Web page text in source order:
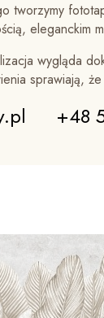
eleganckim
wygląda
sprawiają,
+48